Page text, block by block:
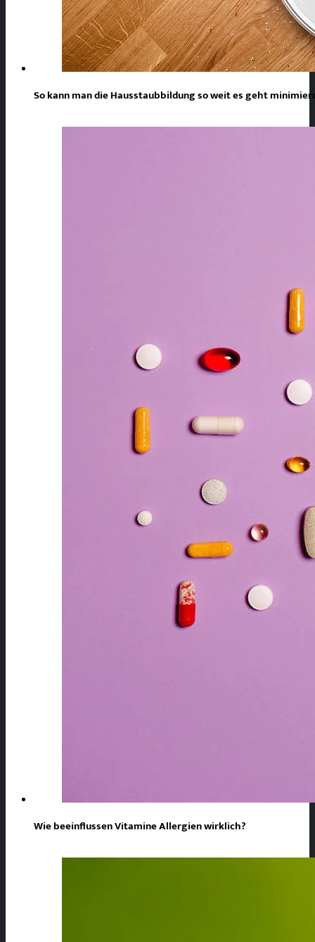
So kann man die Hausstaubbildung so weit es geht
Wie beeinflussen Vitamine Allergien wirklich?